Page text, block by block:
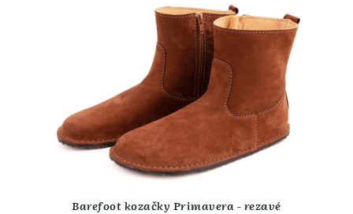
Barefoot kozačky Primavera - rezavé